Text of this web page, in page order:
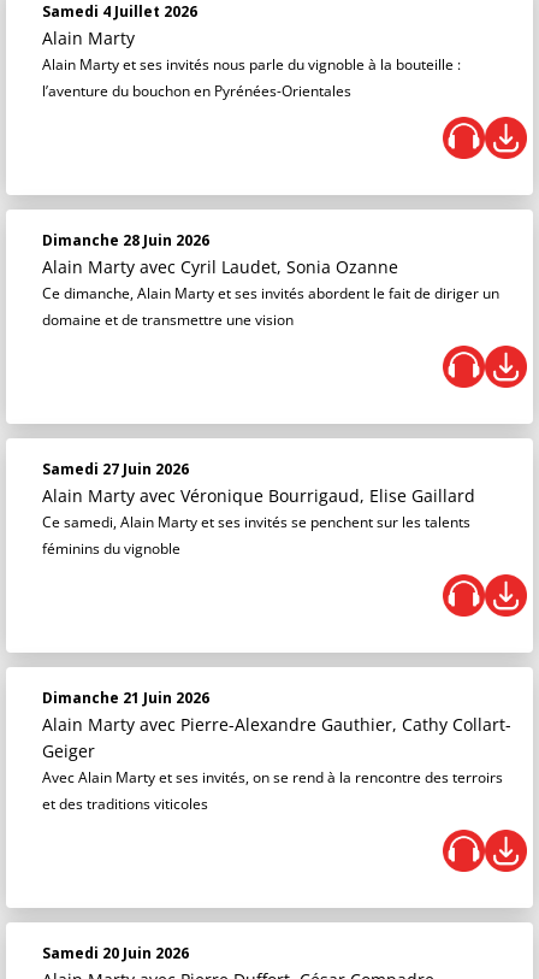
Samedi 4 Juillet 2026
Alain Marty
Alain Marty et ses invités nous parle du vignoble à la bouteille :
l’aventure du bouchon en Pyrénées-Orientales
Dimanche 28 Juin 2026
Alain Marty avec Cyril Laudet, Sonia Ozanne
Ce dimanche, Alain Marty et ses invités abordent le fait de diriger un
domaine et de transmettre une vision
Samedi 27 Juin 2026
Alain Marty avec Véronique Bourrigaud, Elise Gaillard
Ce samedi, Alain Marty et ses invités se penchent sur les talents
féminins du vignoble
Dimanche 21 Juin 2026
Alain Marty avec Pierre-Alexandre Gauthier, Cathy Collart-
Geiger
Avec Alain Marty et ses invités, on se rend à la rencontre des terroirs
et des traditions viticoles
Samedi 20 Juin 2026